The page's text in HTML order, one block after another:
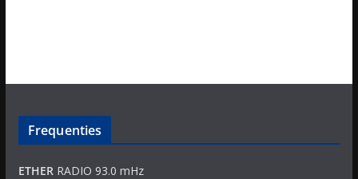
Frequenties
ETHERRADIO 93.0 mHz